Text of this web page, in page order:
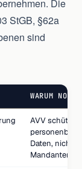
Die
StGB, §62a
sind
WARUM
AVV schützt
Daten, nicht